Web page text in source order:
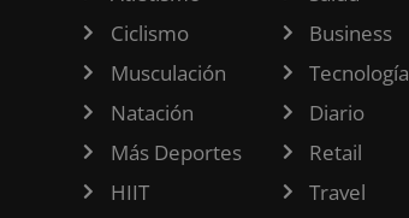
Ciclismo
Musculación
Natación
Más Deportes
HIIT
Business
Tecnología
Diario
Retail
Travel